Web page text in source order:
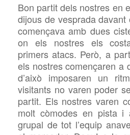
Bon partit dels nostres en
dijous de vesprada
començava amb dues
on els nostres els
primers atacs. Però, a
els nostres començaren a
d’això imposaren un
visitants no varen poder
partit. Els nostres varen
molt còmodes en pista i
grupal de tot l’equip